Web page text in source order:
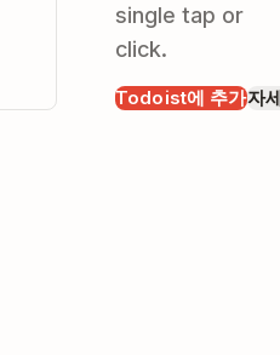
single tap or
click.
Todoist에 추가자